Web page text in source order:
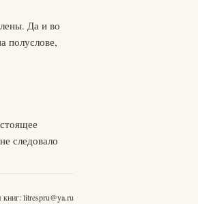
Да и во
полуслове,
следовало
книг:litrespru@ya.ru